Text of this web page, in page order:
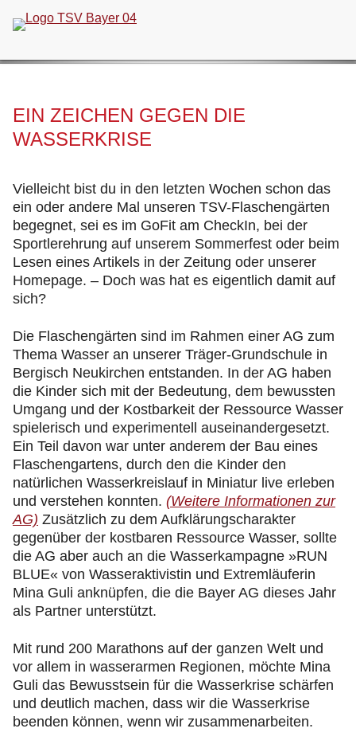
überspringen
EIN ZEICHEN GEGEN DIE
WASSERKRISE
Vielleicht bist du in den letzten Wochen schon das
ein oder andere Mal unseren TSV-Flaschengärten
begegnet, sei es im GoFit am CheckIn, bei der
Sportlerehrung auf unserem Sommerfest oder beim
Lesen eines Artikels in der Zeitung oder unserer
Homepage. – Doch was hat es eigentlich damit auf
sich?
Die Flaschengärten sind im Rahmen einer AG zum
Thema Wasser an unserer Träger-Grundschule in
Bergisch Neukirchen entstanden. In der AG haben
die Kinder sich mit der Bedeutung, dem bewussten
Umgang und der Kostbarkeit der Ressource Wasser
spielerisch und experimentell auseinandergesetzt.
Ein Teil davon war unter anderem der Bau eines
Flaschengartens, durch den die Kinder den
natürlichen Wasserkreislauf in Miniatur live erleben
und verstehen konnten. (Weitere Informationen zur
AG) Zusätzlich zu dem Aufklärungscharakter
gegenüber der kostbaren Ressource Wasser, sollte
die AG aber auch an die Wasserkampagne »RUN
BLUE« von Wasseraktivistin und Extremläuferin
Mina Guli anknüpfen, die die Bayer AG dieses Jahr
als Partner unterstützt.
Mit rund 200 Marathons auf der ganzen Welt und
vor allem in wasserarmen Regionen, möchte Mina
Guli das Bewusstsein für die Wasserkrise schärfen
und deutlich machen, dass wir die Wasserkrise
beenden können, wenn wir zusammenarbeiten.